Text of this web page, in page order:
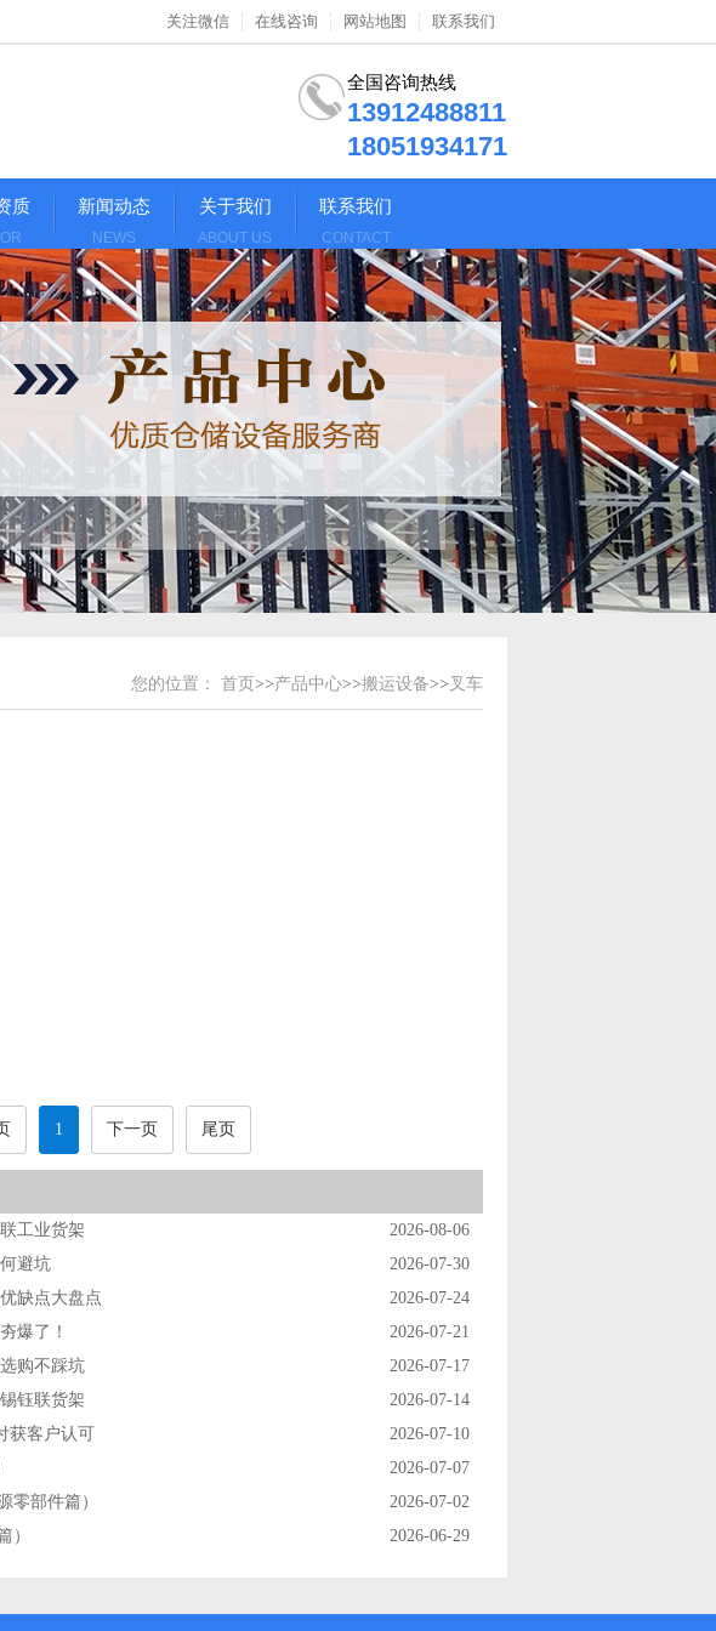
关注微信 在线咨询 网站地图 联系我们
全国咨询热线
13912488811
18051934171
质 新闻动态
NEWS
关于我们
ABOUT US
联系我们
CONTACT
您的位置： 首页 >>产品中心>>搬运设备>> 叉车
1 下一页 尾页
2026-08-06
工业货架
2026-07-30
避坑
2026-07-24
缺点大盘点
2026-07-21
爆了！
2026-07-17
购不踩坑
2026-07-14
钰联货架
2026-07-10
获客户认可
2026-07-07
2026-07-02
零部件篇）
2026-06-29
）